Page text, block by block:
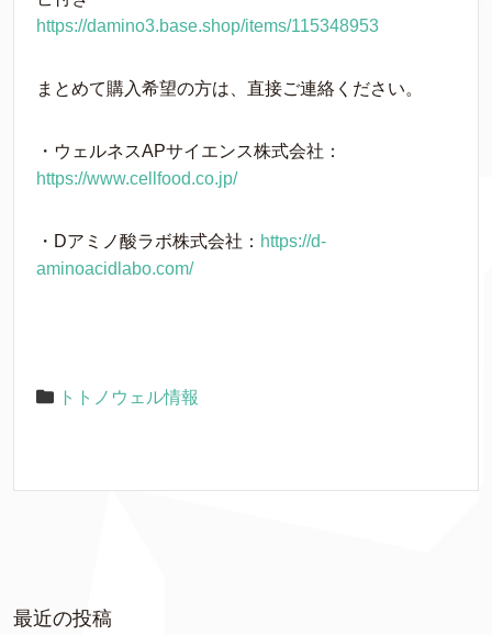
https://damino3.base.shop/items/115348953
まとめて購入希望の方は、直接ご連絡ください。
・ウェルネスAPサイエンス株式会社：
https://www.cellfood.co.jp/
・Dアミノ酸ラボ株式会社： https://d-
aminoacidlabo.com/
トトノウェル情報
最近の投稿